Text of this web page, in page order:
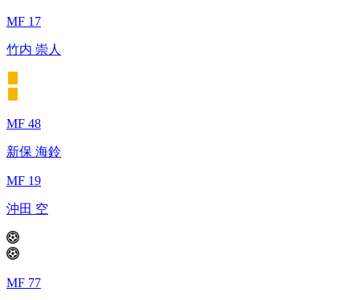
MF 17
竹内 崇人
MF 48
新保 海鈴
MF 19
沖田 空
MF 77